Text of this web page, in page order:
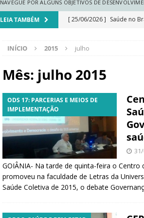
NAVEGUE POR ALGUNS OBJETIVOS DE
LEIA TAMBÉM [ 25/06/2026 ] Saúde no
[ 25/06/2026 ]
climática
DESTAQUE
[ 25/06/2026 ]
Renda
regionais
DESTAQUE
[ 25/06/2026 ]
Educação
dados
DESTAQUE
INÍCIO 2015 julho
Mês: julho 2015
ODS 17: PARCERIAS E MEIOS DE
IMPLEMENTAÇÃO
GOIÂNIA- Na tarde de quinta-feira o Centro
promoveu na faculdade de Letras da
Saúde Coletiva de 2015, o debate